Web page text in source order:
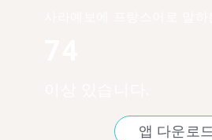
앱 다운로드